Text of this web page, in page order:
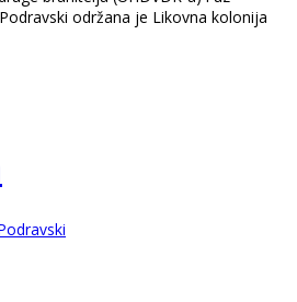
održana je Likovna kolonija